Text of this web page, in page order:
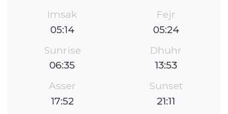
Imsak
05:14
Fejr
05:24
Sunrise
06:35
Dhuhr
13:53
Asser
17:52
Sunset
21:11